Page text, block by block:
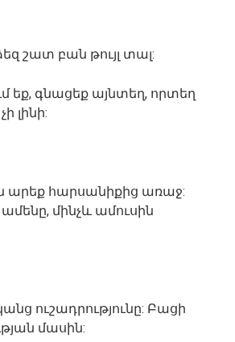
շատ բան թույլ տալ:
եք, գնացեք այնտեղ, որտեղ
լինի:
արեք հարսանիքից առաջ:
մինչև ամուսին
ուշադրությունը: Բացի
մասին: